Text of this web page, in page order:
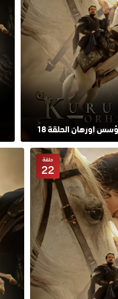
اورهان الحلقة 18
حلقة
22